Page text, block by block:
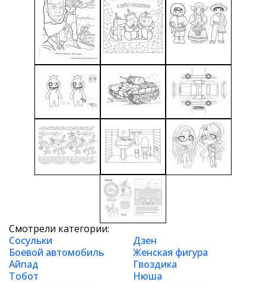
Смотрели категории:
Сосульки
Дзен
Боевой автомобиль
Женская фигура
Айпад
Гвоздика
Тобот
Нюша